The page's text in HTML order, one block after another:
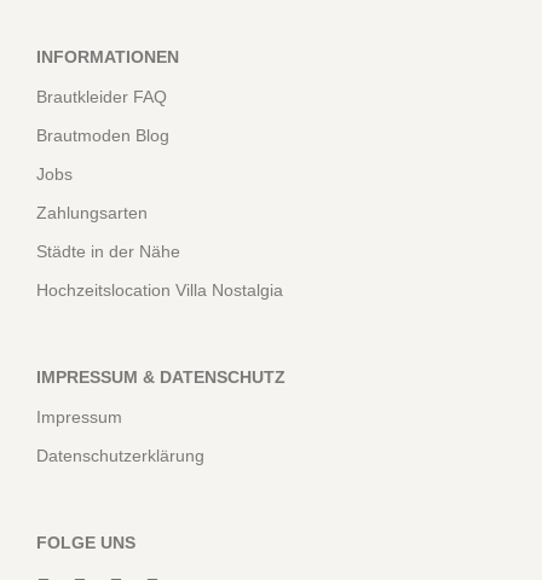
INFORMATIONEN
Brautkleider FAQ
Brautmoden Blog
Jobs
Zahlungsarten
Städte in der Nähe
Hochzeitslocation Villa Nostalgia
IMPRESSUM & DATENSCHUTZ
Impressum
Datenschutzerklärung
FOLGE UNS